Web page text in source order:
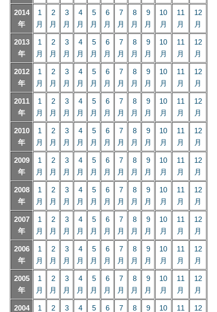
2014
年
1
月
2
月
3
月
4
月
5
月
6
月
7
月
8
月
9
月
10
月
11
月
12
月
2013
年
1
月
2
月
3
月
4
月
5
月
6
月
7
月
8
月
9
月
10
月
11
月
12
月
2012
年
1
月
2
月
3
月
4
月
5
月
6
月
7
月
8
月
9
月
10
月
11
月
12
月
2011
年
1
月
2
月
3
月
4
月
5
月
6
月
7
月
8
月
9
月
10
月
11
月
12
月
2010
年
1
月
2
月
3
月
4
月
5
月
6
月
7
月
8
月
9
月
10
月
11
月
12
月
2009
年
1
月
2
月
3
月
4
月
5
月
6
月
7
月
8
月
9
月
10
月
11
月
12
月
2008
年
1
月
2
月
3
月
4
月
5
月
6
月
7
月
8
月
9
月
10
月
11
月
12
月
2007
年
1
月
2
月
3
月
4
月
5
月
6
月
7
月
8
月
9
月
10
月
11
月
12
月
2006
年
1
月
2
月
3
月
4
月
5
月
6
月
7
月
8
月
9
月
10
月
11
月
12
月
2005
年
1
月
2
月
3
月
4
月
5
月
6
月
7
月
8
月
9
月
10
月
11
月
12
月
2004
1
2
3
4
5
6
7
8
9
10
11
12